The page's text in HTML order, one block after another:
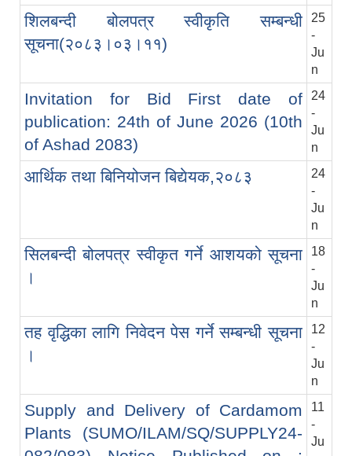
शिलबन्दी बोलपत्र स्वीकृति सम्बन्धी
सूचना(२०८३।०३।११)
25
-
Ju
n
Invitation for Bid First date of
publication: 24th of June 2026 (10th
of Ashad 2083)
24
-
Ju
n
आर्थिक तथा बिनियोजन बिद्येयक,२०८३
24
-
Ju
n
सिलबन्दी बोलपत्र स्वीकृत गर्ने आशयको सूचना
।
18
-
Ju
n
तह वृद्धिका लागि निवेदन पेस गर्ने सम्बन्धी सूचना
।
12
-
Ju
n
Supply and Delivery of Cardamom
Plants (SUMO/ILAM/SQ/SUPPLY24-
11
-
Ju